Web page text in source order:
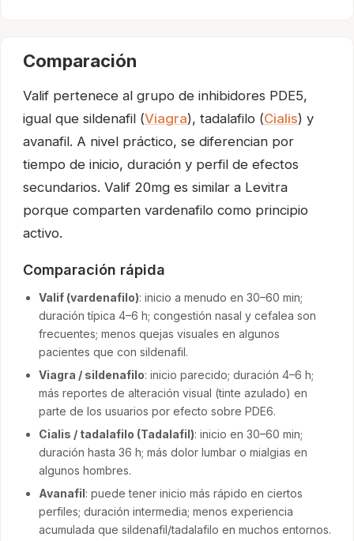
Comparación
Valif pertenece al grupo de inhibidores PDE5,
igual que sildenafil (Viagra), tadalafilo (Cialis) y
avanafil. A nivel práctico, se diferencian por
tiempo de inicio, duración y perfil de efectos
secundarios. Valif 20mg es similar a Levitra
porque comparten vardenafilo como principio
activo.
Comparación rápida
Valif (vardenafilo): inicio a menudo en 30–60 min;
duración típica 4–6 h; congestión nasal y cefalea son
frecuentes; menos quejas visuales en algunos
pacientes que con sildenafil.
Viagra / sildenafilo: inicio parecido; duración 4–6 h;
más reportes de alteración visual (tinte azulado) en
parte de los usuarios por efecto sobre PDE6.
Cialis / tadalafilo (Tadalafil): inicio en 30–60 min;
duración hasta 36 h; más dolor lumbar o mialgias en
algunos hombres.
Avanafil: puede tener inicio más rápido en ciertos
perfiles; duración intermedia; menos experiencia
acumulada que sildenafil/tadalafilo en muchos entornos.